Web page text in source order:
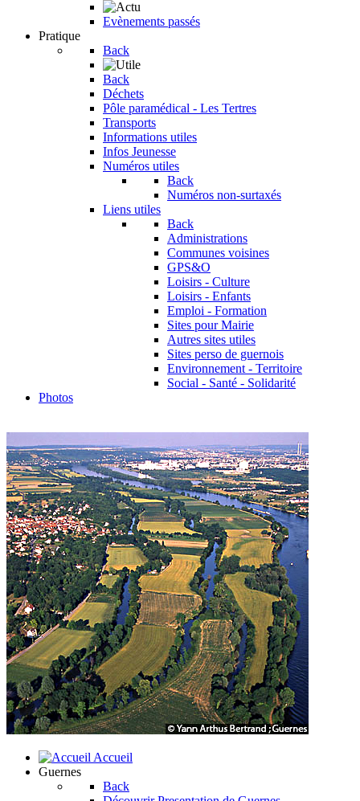
Evènements passés
Pratique
Back
Back
Déchets
Pôle paramédical - Les Tertres
Transports
Informations utiles
Infos Jeunesse
Numéros utiles
Back
Numéros non-surtaxés
Liens utiles
Back
Administrations
Communes voisines
GPS&O
Loisirs - Culture
Loisirs - Enfants
Emploi - Formation
Sites pour Mairie
Autres sites utiles
Sites perso de guernois
Environnement - Territoire
Social - Santé - Solidarité
Photos
Accueil
Guernes
Back